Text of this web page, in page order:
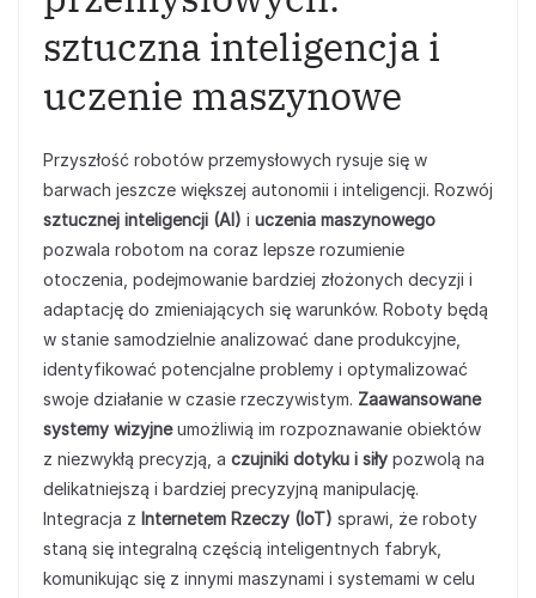
sztuczna inteligencja i
uczenie maszynowe
Przyszłość robotów przemysłowych rysuje się w
barwach jeszcze większej autonomii i inteligencji. Rozwój
sztucznej inteligencji (AI) i uczenia maszynowego
pozwala robotom na coraz lepsze rozumienie
otoczenia, podejmowanie bardziej złożonych decyzji i
adaptację do zmieniających się warunków. Roboty będą
w stanie samodzielnie analizować dane produkcyjne,
identyfikować potencjalne problemy i optymalizować
swoje działanie w czasie rzeczywistym. Zaawansowane
systemy wizyjneumożliwią im rozpoznawanie obiektów
z niezwykłą precyzją, a czujniki dotyku i siły pozwolą na
delikatniejszą i bardziej precyzyjną manipulację.
Integracja z Internetem Rzeczy (IoT) sprawi, że roboty
staną się integralną częścią inteligentnych fabryk,
komunikując się z innymi maszynami i systemami w celu